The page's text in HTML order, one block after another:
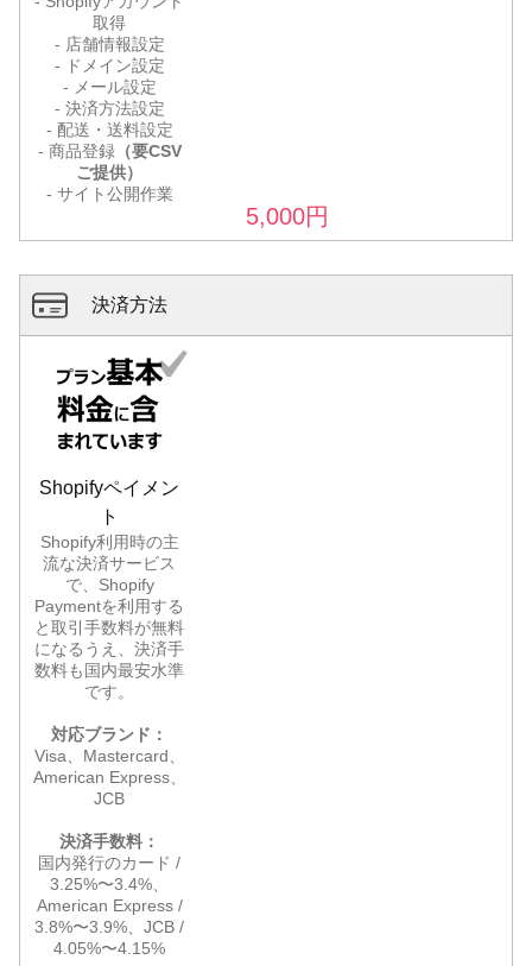
取得
- 店舗情報設定
- ドメイン設定
- メール設定
- 決済方法設定
- 配送・送料設定
- 商品登録（要CSV
ご提供）
- サイト公開作業
5,000円
決済方法
Shopifyペイメン
ト
Shopify利用時の主
流な決済サービス
で、Shopify
Paymentを利用する
と取引手数料が無料
になるうえ、決済手
数料も国内最安水準
です。
対応ブランド：
Visa、Mastercard、
American Express、
JCB
決済手数料：
国内発行のカード /
3.25%〜3.4%、
American Express /
3.8%〜3.9%、JCB /
4.05%〜4.15%